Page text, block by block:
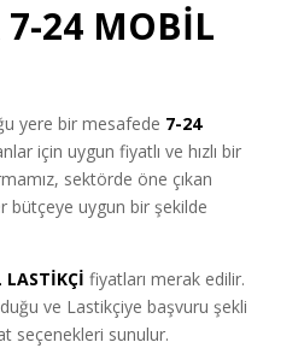
7-24 MOBİL
yere bir mesafede 7-24
için uygun fiyatlı ve hızlı bir
sektörde öne çıkan
bütçeye uygun bir şekilde
LASTİKÇİ fiyatları merak edilir.
ve Lastikçiye başvuru şekli
seçenekleri sunulur.